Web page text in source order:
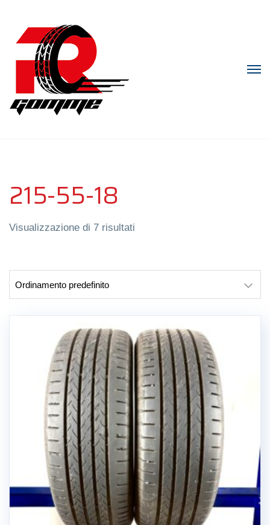
215-55-18
Visualizzazione di 7 risultati